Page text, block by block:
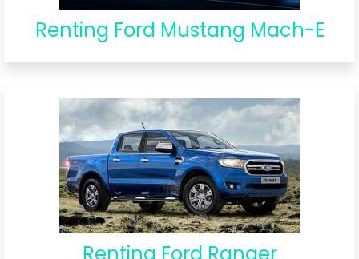
Renting Ford Mustang Mach-E
Renting Ford Ranger